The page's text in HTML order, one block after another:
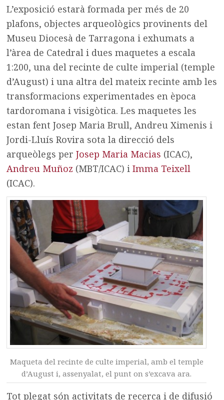
L’exposició estarà formada per més de 20
plafons, objectes arqueològics provinents del
Museu Diocesà de Tarragona i exhumats a
l’àrea de Catedral i dues maquetes a escala
1:200, una del recinte de culte imperial (temple
d’August) i una altra del mateix recinte amb les
transformacions experimentades en època
tardoromana i visigòtica. Les maquetes les
estan fent Josep Maria Brull, Andreu Ximenis i
Jordi-Lluís Rovira sota la direcció dels
arqueòlegs perJosep Maria Macias (ICAC),
Andreu Muñoz (MBT/ICAC) iImma Teixell
(ICAC).
Maqueta del recinte de culte imperial, amb el temple
d’August i, assenyalat, el punt on s’excava ara.
Tot plegat són activitats de recerca i de difusió